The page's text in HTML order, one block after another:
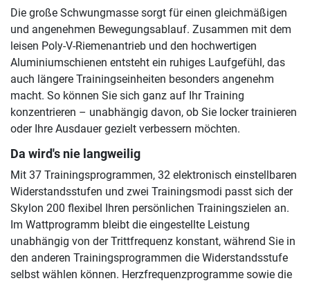
Die große Schwungmasse sorgt für einen gleichmäßigen
und angenehmen Bewegungsablauf. Zusammen mit dem
leisen Poly-V-Riemenantrieb und den hochwertigen
Aluminiumschienen entsteht ein ruhiges Laufgefühl, das
auch längere Trainingseinheiten besonders angenehm
macht. So können Sie sich ganz auf Ihr Training
konzentrieren – unabhängig davon, ob Sie locker trainieren
oder Ihre Ausdauer gezielt verbessern möchten.
Da wird's nie langweilig
Mit 37 Trainingsprogrammen, 32 elektronisch einstellbaren
Widerstandsstufen und zwei Trainingsmodi passt sich der
Skylon 200 flexibel Ihren persönlichen Trainingszielen an.
Im Wattprogramm bleibt die eingestellte Leistung
unabhängig von der Trittfrequenz konstant, während Sie in
den anderen Trainingsprogrammen die Widerstandsstufe
selbst wählen können. Herzfrequenzprogramme sowie die